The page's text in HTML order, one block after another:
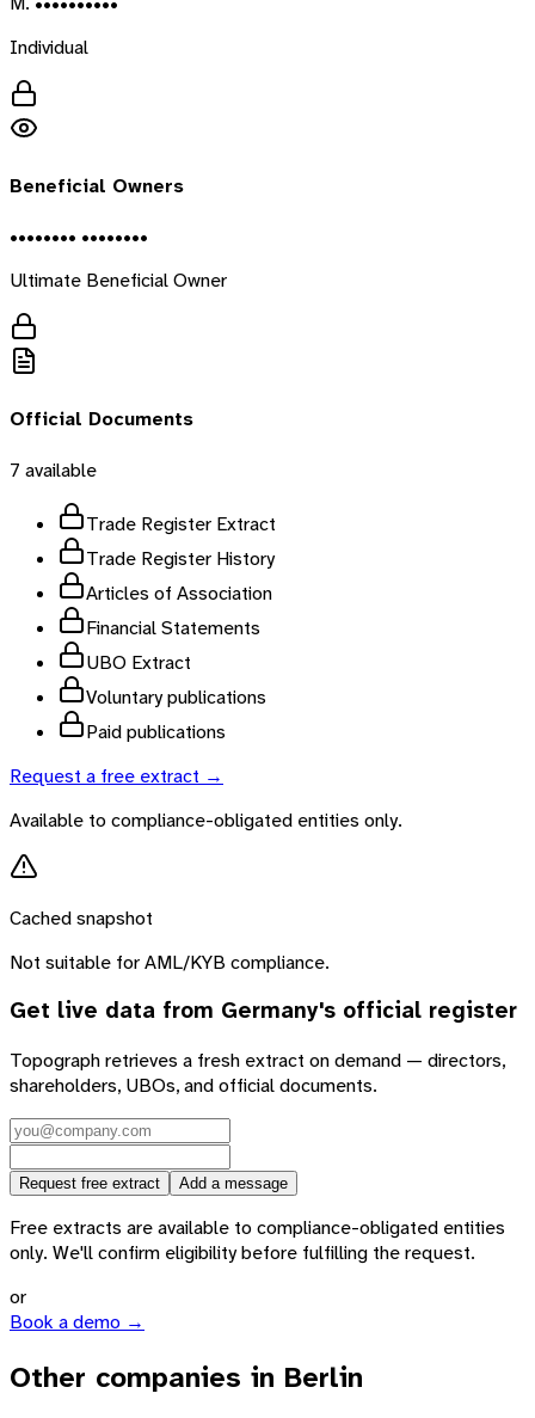
Individual
Beneficial Owners
•••••••• ••••••••
Ultimate Beneficial Owner
Official Documents
7 available
Trade Register Extract
Trade Register History
Articles of Association
Financial Statements
UBO Extract
Voluntary publications
Paid publications
Request a free extract →
Available to compliance-obligated entities only.
Cached snapshot
Not suitable for AML/KYB compliance.
Get live data from Germany's official register
Topograph retrieves a fresh extract on demand — directors,
shareholders, UBOs, and official documents.
Request free extract Add a message
Free extracts are available to compliance-obligated entities
only. We'll confirm eligibility before fulfilling the request.
or
Book a demo →
Other companies in Berlin